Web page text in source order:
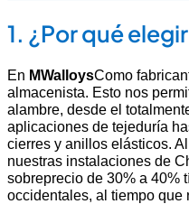
1. ¿Por qué
En MWalloysComo
almacenista. Esto nos
alambre, desde el
aplicaciones de tejeduría
cierres y anillos elásticos.
nuestras instalaciones de
sobreprecio de 30% a 40%
occidentales, al tiempo